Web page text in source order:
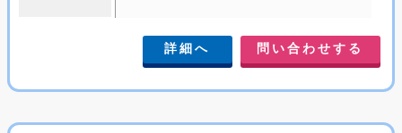
詳細へ 問い合わせする